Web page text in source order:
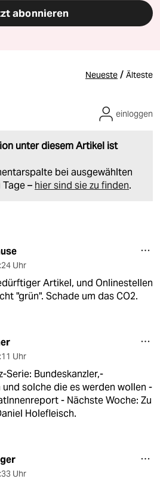
abonnieren
Neueste / Älteste
unter diesem Artikel ist
bei ausgewählten
– hier sind sie zu finden.
einloggen
Uhr
Artikel, und Onlinestellen
"grün". Schade um das CO2.
Uhr
Serie: Bundeskanzler,-
und solche die es werden wollen -
- Nächste Woche: Zu
Holefleisch.
Uhr